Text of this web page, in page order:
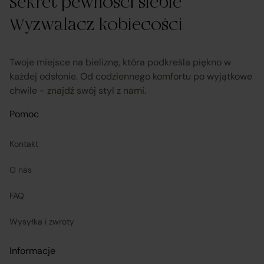
Wyzwalacz kobiecości
Twoje miejsce na bieliznę, która podkreśla piękno w
każdej odsłonie. Od codziennego komfortu po wyjątkowe
chwile - znajdź swój styl z nami.
Pomoc
Kontakt
O nas
FAQ
Wysyłka i zwroty
Informacje
obsługuje odstąpienie od umowy pośrednictwa;
przekazuje informacje na temat odstąpienia od
umowy sprzedaży;
koordynuje proces odstąpienia od umowy sprzedaży
adres Sprzedawcy do zwrotu towaru oraz dokonuje
Sprzedawcy (Zewnętrzni przedsiębiorcy):
są odpowiedzialni za prawidłową realizację umów
opisem i właściwościami przedstawionymi na